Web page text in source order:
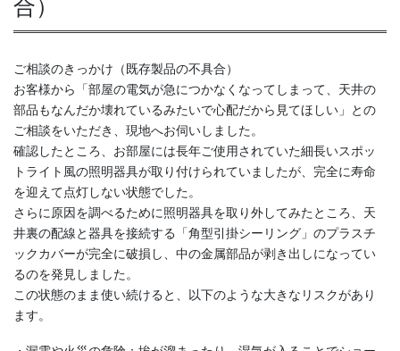
合）
ご相談のきっかけ（既存製品の不具合）
お客様から「部屋の電気が急につかなくなってしまって、天井の
部品もなんだか壊れているみたいで心配だから見てほしい」との
ご相談をいただき、現地へお伺いしました。
確認したところ、お部屋には長年ご使用されていた細長いスポッ
トライト風の照明器具が取り付けられていましたが、完全に寿命
を迎えて点灯しない状態でした。
さらに原因を調べるために照明器具を取り外してみたところ、天
井裏の配線と器具を接続する「角型引掛シーリング」のプラスチ
ックカバーが完全に破損し、中の金属部品が剥き出しになってい
るのを発見しました。
この状態のまま使い続けると、以下のような大きなリスクがあり
ます。